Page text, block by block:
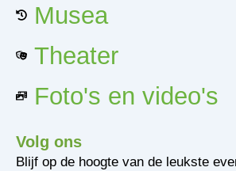
Musea
Theater
Foto's en video's
Volg ons
Blijf op de hoogte van de leukste